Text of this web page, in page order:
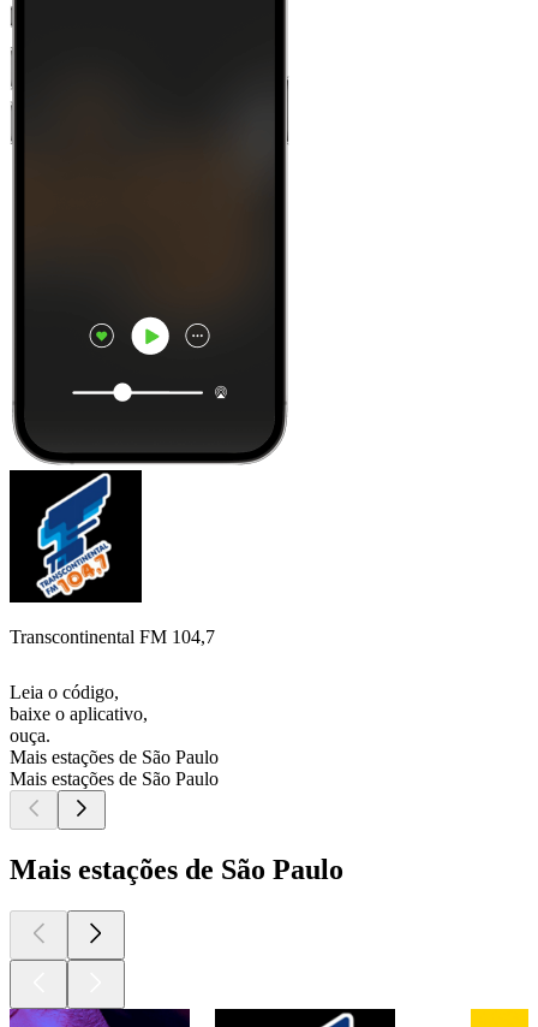
Transcontinental FM 104,7
Leia o código,
baixe o aplicativo,
ouça.
Mais estações de São Paulo
Mais estações de São Paulo
Mais estações de São Paulo